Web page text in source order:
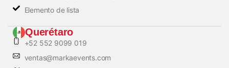
Elemento de lista
Querétaro
+52 552 9099 019
ventas@markaevents.com